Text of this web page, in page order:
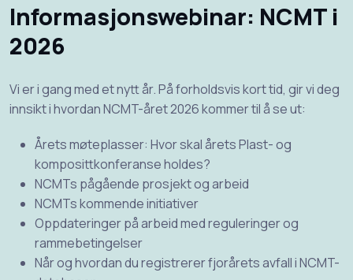
Informasjonswebinar: NCMT i
2026
Vi er i gang med et nytt år. På forholdsvis kort tid, gir vi deg
innsikt i hvordan NCMT-året 2026 kommer til å se ut:
Årets møteplasser: Hvor skal årets Plast- og
komposittkonferanse holdes?
NCMTs pågående prosjekt og arbeid
NCMTs kommende initiativer
Oppdateringer på arbeid med reguleringer og
rammebetingelser
Når og hvordan du registrerer fjorårets avfall i NCMT-